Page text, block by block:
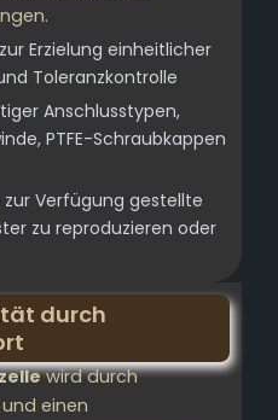
Erzielung einheitlicher
Toleranzkontrolle
Anschlusstypen,
PTFE-Schraubkappen
Verfügung gestellte
zu reproduzieren oder
durch
wird durch
einen